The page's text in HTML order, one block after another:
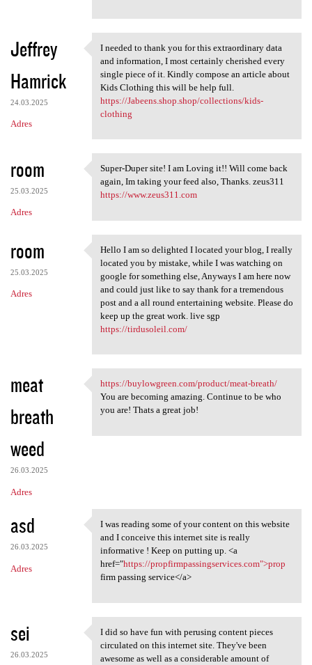
Jeffrey
Hamrick
24.03.2025
Adres
I needed to thank you for
I needed to thank you for this extraordinary data
and information, I most certainly cherished every
single piece of it. Kindly compose an article about
Kids Clothing this will be help full.
https://Jabeens.shop.shop/collections/kids-
clothing
room
25.03.2025
Adres
Super-Duper site! I am Loving
Super-Duper site! I am Loving it!! Will come back
again, Im taking your feed also, Thanks. zeus311
https://www.zeus311.com
room
25.03.2025
Adres
Hello I am so delighted I
Hello I am so delighted I located your blog, I really
located you by mistake, while I was watching on
google for something else, Anyways I am here now
and could just like to say thank for a tremendous
post and a all round entertaining website. Please do
keep up the great work. live sgp
https://tirdusoleil.com/
meat
breath
weed
26.03.2025
Adres
https://buylowgreen.com
https://buylowgreen.com/product/meat-breath/
You are becoming amazing. Continue to be who
you are! Thats a great job!
asd
26.03.2025
Adres
I was reading some of your
I was reading some of your content on this website
and I conceive this internet site is really
informative ! Keep on putting up. <a
href="https://propfirmpassingservices.com">prop
firm passing service</a>
sei
26.03.2025
I did so have fun with
I did so have fun with perusing content pieces
circulated on this internet site. They've been
awesome as well as a considerable amount of